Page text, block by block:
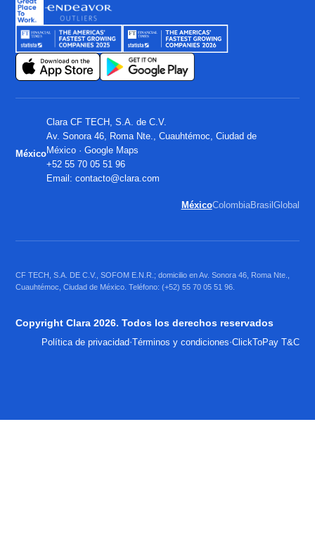
México
Clara CF TECH, S.A. de C.V.
Av. Sonora 46, Roma Nte., Cuauhtémoc, Ciudad de
México ·Google Maps
+52 55 70 05 51 96
Email:contacto@clara.com
MéxicoColombiaBrasil Global
CF TECH, S.A. DE C.V., SOFOM E.N.R.; domicilio en Av. Sonora 46, Roma Nte.,
Cuauhtémoc, Ciudad de México. Teléfono: (+52) 55 70 05 51 96.
Copyright Clara 2026. Todos los derechos reservados
Política de privacidad·Términos y condiciones·ClickToPay T&C